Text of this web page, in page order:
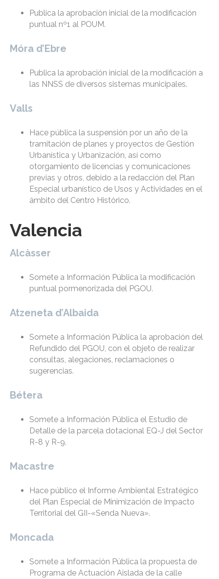
Publica la aprobación inicial de la modificación
puntual nº1 al POUM.
Móra d’Ebre
Publica la aprobación inicial de la modificación a
las NNSS de diversos sistemas municipales.
Valls
Hace pública la suspensión por un año de la
tramitación de planes y proyectos de Gestión
Urbanística y Urbanización, así como
otorgamiento de licencias y comunicaciones
previas y otros, debido a la redacción del Plan
Especial urbanístico de Usos y Actividades en el
ámbito del Centro Histórico.
Valencia
Alcàsser
Somete a Información Pública la modificación
puntual pormenorizada del PGOU.
Atzeneta d’Albaida
Somete a Información Pública la aprobación del
Refundido del PGOU, con el objeto de realizar
consultas, alegaciones, reclamaciones o
sugerencias.
Bétera
Somete a Información Pública el Estudio de
Detalle de la parcela dotacional EQ-J del Sector
R-8 y R-9.
Macastre
Hace público el Informe Ambiental Estratégico
del Plan Especial de Minimización de Impacto
Territorial del GII-«Senda Nueva».
Moncada
Somete a Información Pública la propuesta de
Programa de Actuación Aislada de la calle